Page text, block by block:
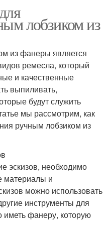
лобзиком из
из фанеры является
ремесла, который
и качественные
выпиливать,
будут служить
мы рассмотрим, как
ручным лобзиком из
эскизов, необходимо
материалы и
можно использовать
инструменты для
иметь фанеру, которую